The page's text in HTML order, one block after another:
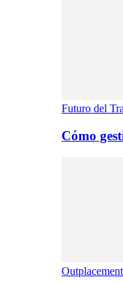
Futuro del
Cómo
Outplacement